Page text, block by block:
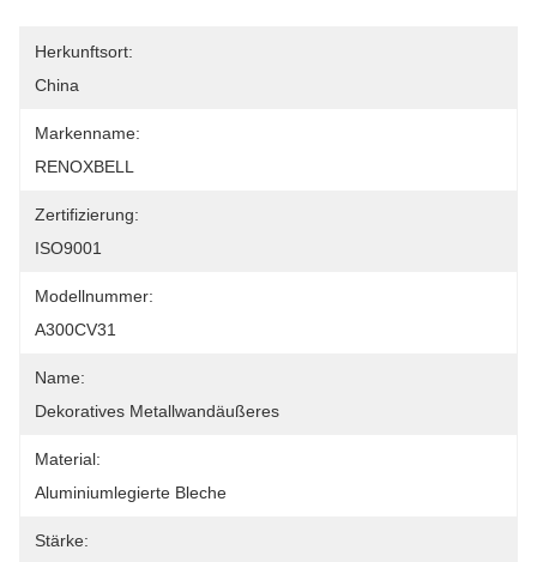
Herkunftsort:
China
Markenname:
RENOXBELL
Zertifizierung:
ISO9001
Modellnummer:
A300CV31
Name:
Dekoratives Metallwandäußeres
Material:
Aluminiumlegierte Bleche
Stärke: